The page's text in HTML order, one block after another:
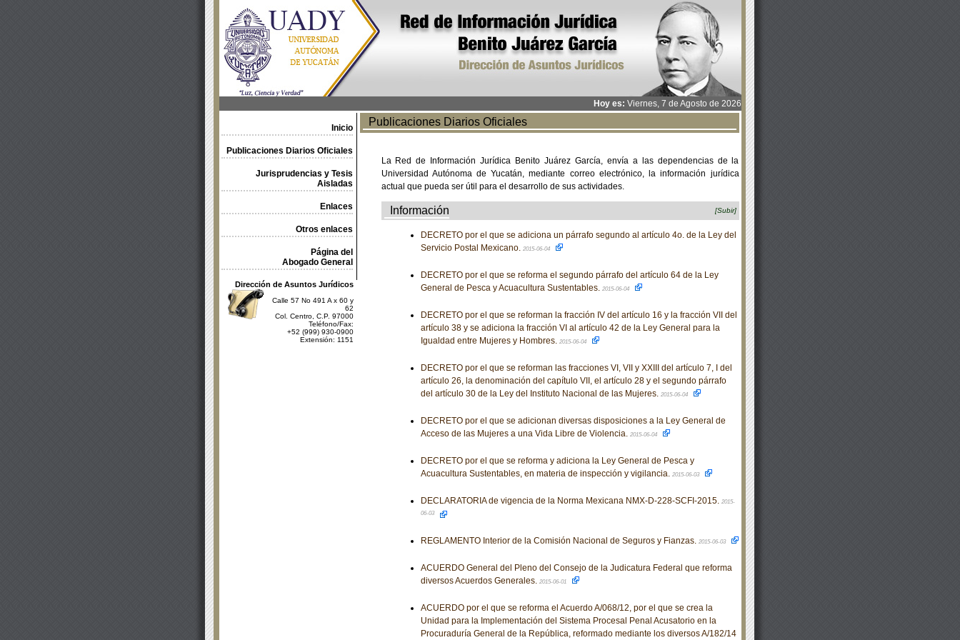
Hoy es: Viernes, 7 de Agosto de 2026
Inicio
Publicaciones Diarios Oficiales
Jurisprudencias y Tesis
Aisladas
Enlaces
Otros enlaces
Página del
Abogado General
Dirección de Asuntos Jurídicos
Calle 57 No 491 A x 60 y
62
Col. Centro, C.P. 97000
Teléfono/Fax:
+52 (999) 930-0900
Extensión: 1151
Publicaciones Diarios Oficiales
La Red de Información Jurídica Benito Juárez García, envía a las dependencias de la
Universidad Autónoma de Yucatán, mediante correo electrónico, la información jurídica
actual que pueda ser útil para el desarrollo de sus actividades.
Información [Subir]
DECRETO por el que se adiciona un párrafo segundo al artículo 4o. de la Ley del
Servicio Postal Mexicano. 2015-06-04
DECRETO por el que se reforma el segundo párrafo del artículo 64 de la Ley
General de Pesca y Acuacultura Sustentables. 2015-06-04
DECRETO por el que se reforman la fracción IV del artículo 16 y la fracción VII del
artículo 38 y se adiciona la fracción VI al artículo 42 de la Ley General para la
Igualdad entre Mujeres y Hombres. 2015-06-04
DECRETO por el que se reforman las fracciones VI, VII y XXIII del artículo 7, I del
artículo 26, la denominación del capítulo VII, el artículo 28 y el segundo párrafo
del artículo 30 de la Ley del Instituto Nacional de las Mujeres. 2015-06-04
DECRETO por el que se adicionan diversas disposiciones a la Ley General de
Acceso de las Mujeres a una Vida Libre de Violencia. 2015-06-04
DECRETO por el que se reforma y adiciona la Ley General de Pesca y
Acuacultura Sustentables, en materia de inspección y vigilancia. 2015-06-03
DECLARATORIA de vigencia de la Norma Mexicana NMX-D-228-SCFI-2015. 2015-
06-03
REGLAMENTO Interior de la Comisión Nacional de Seguros y Fianzas. 2015-06-03
ACUERDO General del Pleno del Consejo de la Judicatura Federal que reforma
diversos Acuerdos Generales. 2015-06-01
ACUERDO por el que se reforma el Acuerdo A/068/12, por el que se crea la
Unidad para la Implementación del Sistema Procesal Penal Acusatorio en la
Procuraduría General de la República, reformado mediante los diversos A/182/14